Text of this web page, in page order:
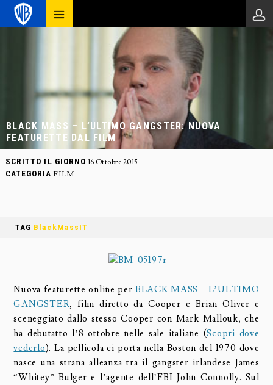
BLACK MASS – L’ULTIMO GANGSTER: NUOVA
FEATURETTE DAL FILM
SCRITTO IL GIORNO 16 Ottobre 2015
CATEGORIA FILM
TAG BlackMassIT
Nuova featurette online per BLACK MASS – L’ULTIMO
GANGSTER, film diretto da Cooper e Brian Oliver e
sceneggiato dallo stesso Cooper con Mark Mallouk, che
ha debutatto l’8 ottobre nelle sale italiane (Scopri dove
vederlo). La pellicola ci porta nella Boston del 1970 dove
nasce una strana alleanza tra il gangster irlandese James
“Whitey” Bulger e l’agente dell’FBI John Connolly. Sul